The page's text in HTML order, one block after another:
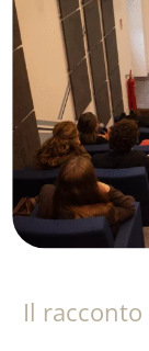
Il racconto